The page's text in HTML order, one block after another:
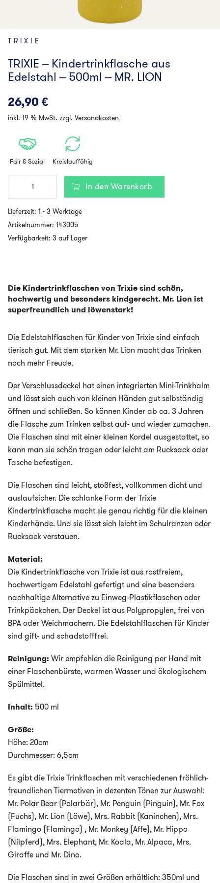
TRIXIE
TRIXIE – Kindertrinkflasche aus
Edelstahl – 500ml – MR. LION
26,90 €
inkl. 19 % MwSt. zzgl. Versandkosten
Fair & Sozial Kreislauffähig
TRIXIE
Kindertrinkflasche
Edelstahl
-
-
In den Warenkorb
Lieferzeit: 1 - 3 Werktage
Artikelnummer: 143005
Verfügbarkeit: 3 auf Lager
Die Kindertrinkflaschen von Trixie sind schön,
hochwertig und besonders kindgerecht. Mr. Lion ist
superfreundlich und löwenstark!
Die Edelstahlflaschen für Kinder von Trixie sind einfach
tierisch gut. Mit dem starken Mr. Lion macht das Trinken
noch mehr Freude.
Der Verschlussdeckel hat einen integrierten Mini-Trinkhalm
und lässt sich auch von kleinen Händen gut selbständig
öffnen und schließen. So können Kinder ab ca. 3 Jahren
die Flasche zum Trinken selbst auf- und wieder zumachen.
Die Flaschen sind mit einer kleinen Kordel ausgestattet, so
kann man sie schön tragen oder leicht am Rucksack oder
Tasche befestigen.
Die Flaschen sind leicht, stoßfest, vollkommen dicht und
auslaufsicher. Die schlanke Form der Trixie
Kindertrinkflasche macht sie genau richtig für die kleinen
Kinderhände. Und sie lässt sich leicht im Schulranzen oder
Rucksack verstauen.
Material:
Die Kindertrinkflasche von Trixie ist aus rostfreiem,
hochwertigem Edelstahl gefertigt und eine besonders
nachhaltige Alternative zu Einweg-Plastikflaschen oder
Trinkpäckchen. Der Deckel ist aus Polypropylen, frei von
BPA oder Weichmachern. Die Edelstahlflaschen für Kinder
sind gift- und schadstofffrei.
Reinigung: Wir empfehlen die Reinigung per Hand mit
einer Flaschenbürste, warmen Wasser und ökologischem
Spülmittel.
Inhalt: 500 ml
Größe:
Höhe: 20cm
Durchmesser: 6,5cm
Es gibt die Trixie Trinkflaschen mit verschiedenen fröhlich-
freundlichen Tiermotiven in dezenten Tönen zur Auswahl:
Mr. Polar Bear (Polarbär), Mr. Penguin (Pinguin), Mr. Fox
(Fuchs), Mr. Lion (Löwe), Mrs. Rabbit (Kaninchen), Mrs.
Flamingo (Flamingo) , Mr. Monkey (Affe), Mr. Hippo
(Nilpferd), Mrs. Elephant, Mr. Koala, Mr. Alpaca, Mrs.
Giraffe und Mr. Dino.
Die Flaschen sind in zwei Größen erhältlich: 350ml und